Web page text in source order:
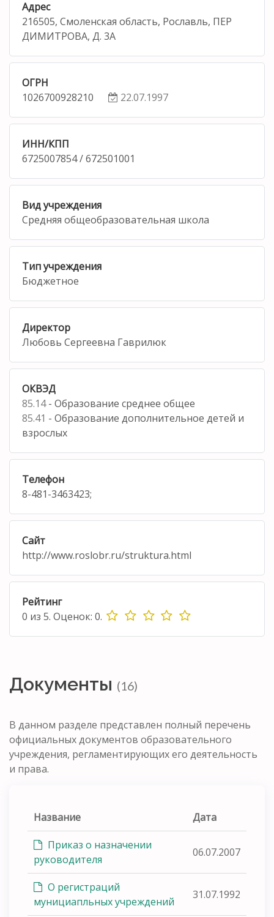
Адрес
216505, Смоленская область, Рославль, ПЕР
ДИМИТРОВА, Д. 3А
ОГРН
1026700928210
22.07.1997
ИНН/КПП
6725007854 / 672501001
Вид учреждения
Средняя общеобразовательная школа
Тип учреждения
Бюджетное
Директор
Любовь Сергеевна Гаврилюк
ОКВЭД
85.14- Образование среднее общее
85.41 - Образование дополнительное детей и
взрослых
Телефон
8-481-3463423;
Сайт
http://www.roslobr.ru/struktura.html
Рейтинг
0 из 5. Оценок: 0.
Документы (16)
В данном разделе представлен полный перечень
официальных документов образовательного
учреждения, регламентирующих его деятельность
и права.
Название Дата
Приказ о назначении
руководителя
06.07.2007
О регистраций
мунициапльных учреждений
31.07.1992